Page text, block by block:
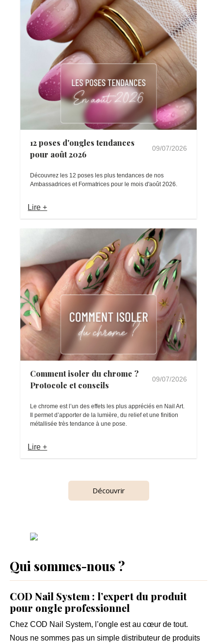
12 poses d'ongles tendances
pour août 2026
09/07/2026
Découvrez les 12 poses les plus tendances de nos
Ambassadrices et Formatrices pour le mois d'août 2026.
Lire +
Comment isoler du chrome ?
Protocole et conseils
09/07/2026
Le chrome est l’un des effets les plus appréciés en Nail Art.
Il permet d’apporter de la lumière, du relief et une finition
métallisée très tendance à une pose.
Lire +
Découvrir
Qui sommes-nous ?
COD Nail System : l’expert du produit
pour ongle professionnel
Chez COD Nail System, l’ongle est au cœur de tout.
Nous ne sommes pas un simple distributeur de produits